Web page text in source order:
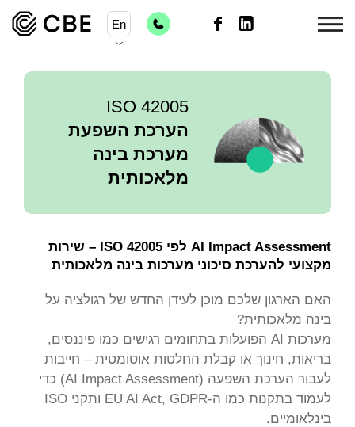
En
ISO 42005
הערכת השפעת
מערכת בינה
מלאכותית
AI Impact Assessment לפי ISO 42005 – שירות
מקצועי להערכת סיכוני מערכות בינה מלאכותית
האם הארגון שלכם מוכן לעידן החדש של רגולציה על
בינה מלאכותית?
מערכות AI הפועלות בתחומים רגישים כמו פיננסים,
בריאות, חינוך או קבלת החלטות אוטומטית – חייבות
לעבור הערכת השפעה (AI Impact Assessment) כדי
לעמוד בתקנות כמו ה-EU AI Act, GDPR ותקני ISO
בינלאומיים.